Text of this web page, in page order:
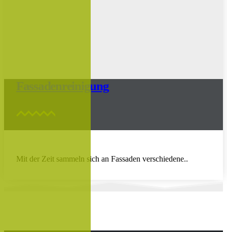
Fassadenreinigung
Mit der Zeit sammeln sich an Fassaden verschiedene..